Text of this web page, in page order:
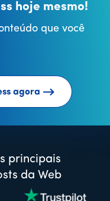
hoje mesmo!
que você
agora
principais
da Web